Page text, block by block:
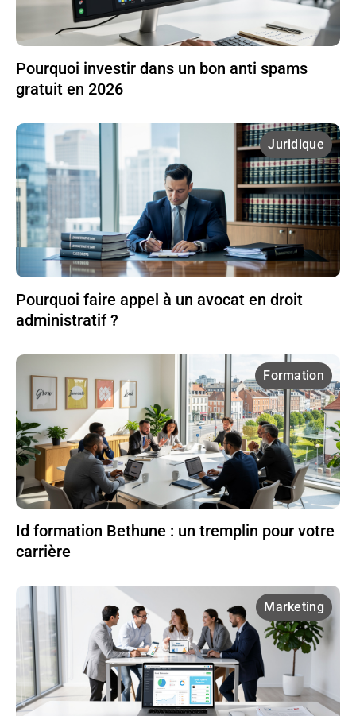
Pourquoi investir dans un bon anti spams
gratuit en 2026
Juridique
Pourquoi faire appel à un avocat en droit
administratif ?
Formation
Id formation Bethune : un tremplin pour votre
carrière
Marketing